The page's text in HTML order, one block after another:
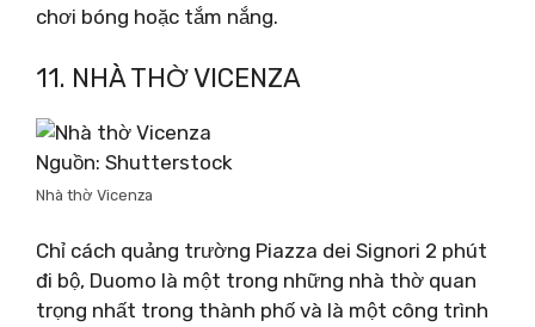
chơi bóng hoặc tắm nắng.
11. NHÀ THỜ VICENZA
Nguồn: Shutterstock
Nhà thờ Vicenza
Chỉ cách quảng trường Piazza dei Signori 2 phút
đi bộ, Duomo là một trong những nhà thờ quan
trọng nhất trong thành phố và là một công trình